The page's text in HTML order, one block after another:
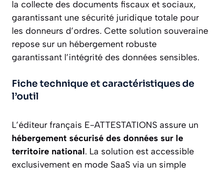
la collecte des documents fiscaux et sociaux,
garantissant une sécurité juridique totale pour
les donneurs d’ordres. Cette solution souveraine
repose sur un hébergement robuste
garantissant l’intégrité des données sensibles.
Fiche technique et caractéristiques de
l’outil
L’éditeur français E-ATTESTATIONS assure un
hébergement sécurisé des données sur le
territoire national. La solution est accessible
exclusivement en mode SaaS via un simple